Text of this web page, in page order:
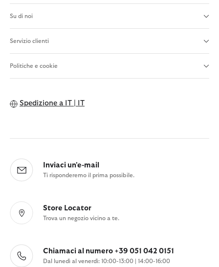
Su di noi
Servizio clienti
Politiche e cookie
Spedizione a IT | IT
Inviaci un'e-mail
Ti risponderemo il prima possibile.
Store Locator
Trova un negozio vicino a te.
Chiamaci al numero +39 051 042 0151
Dal lunedì al venerdì: 10:00-13:00 | 14:00-16:00